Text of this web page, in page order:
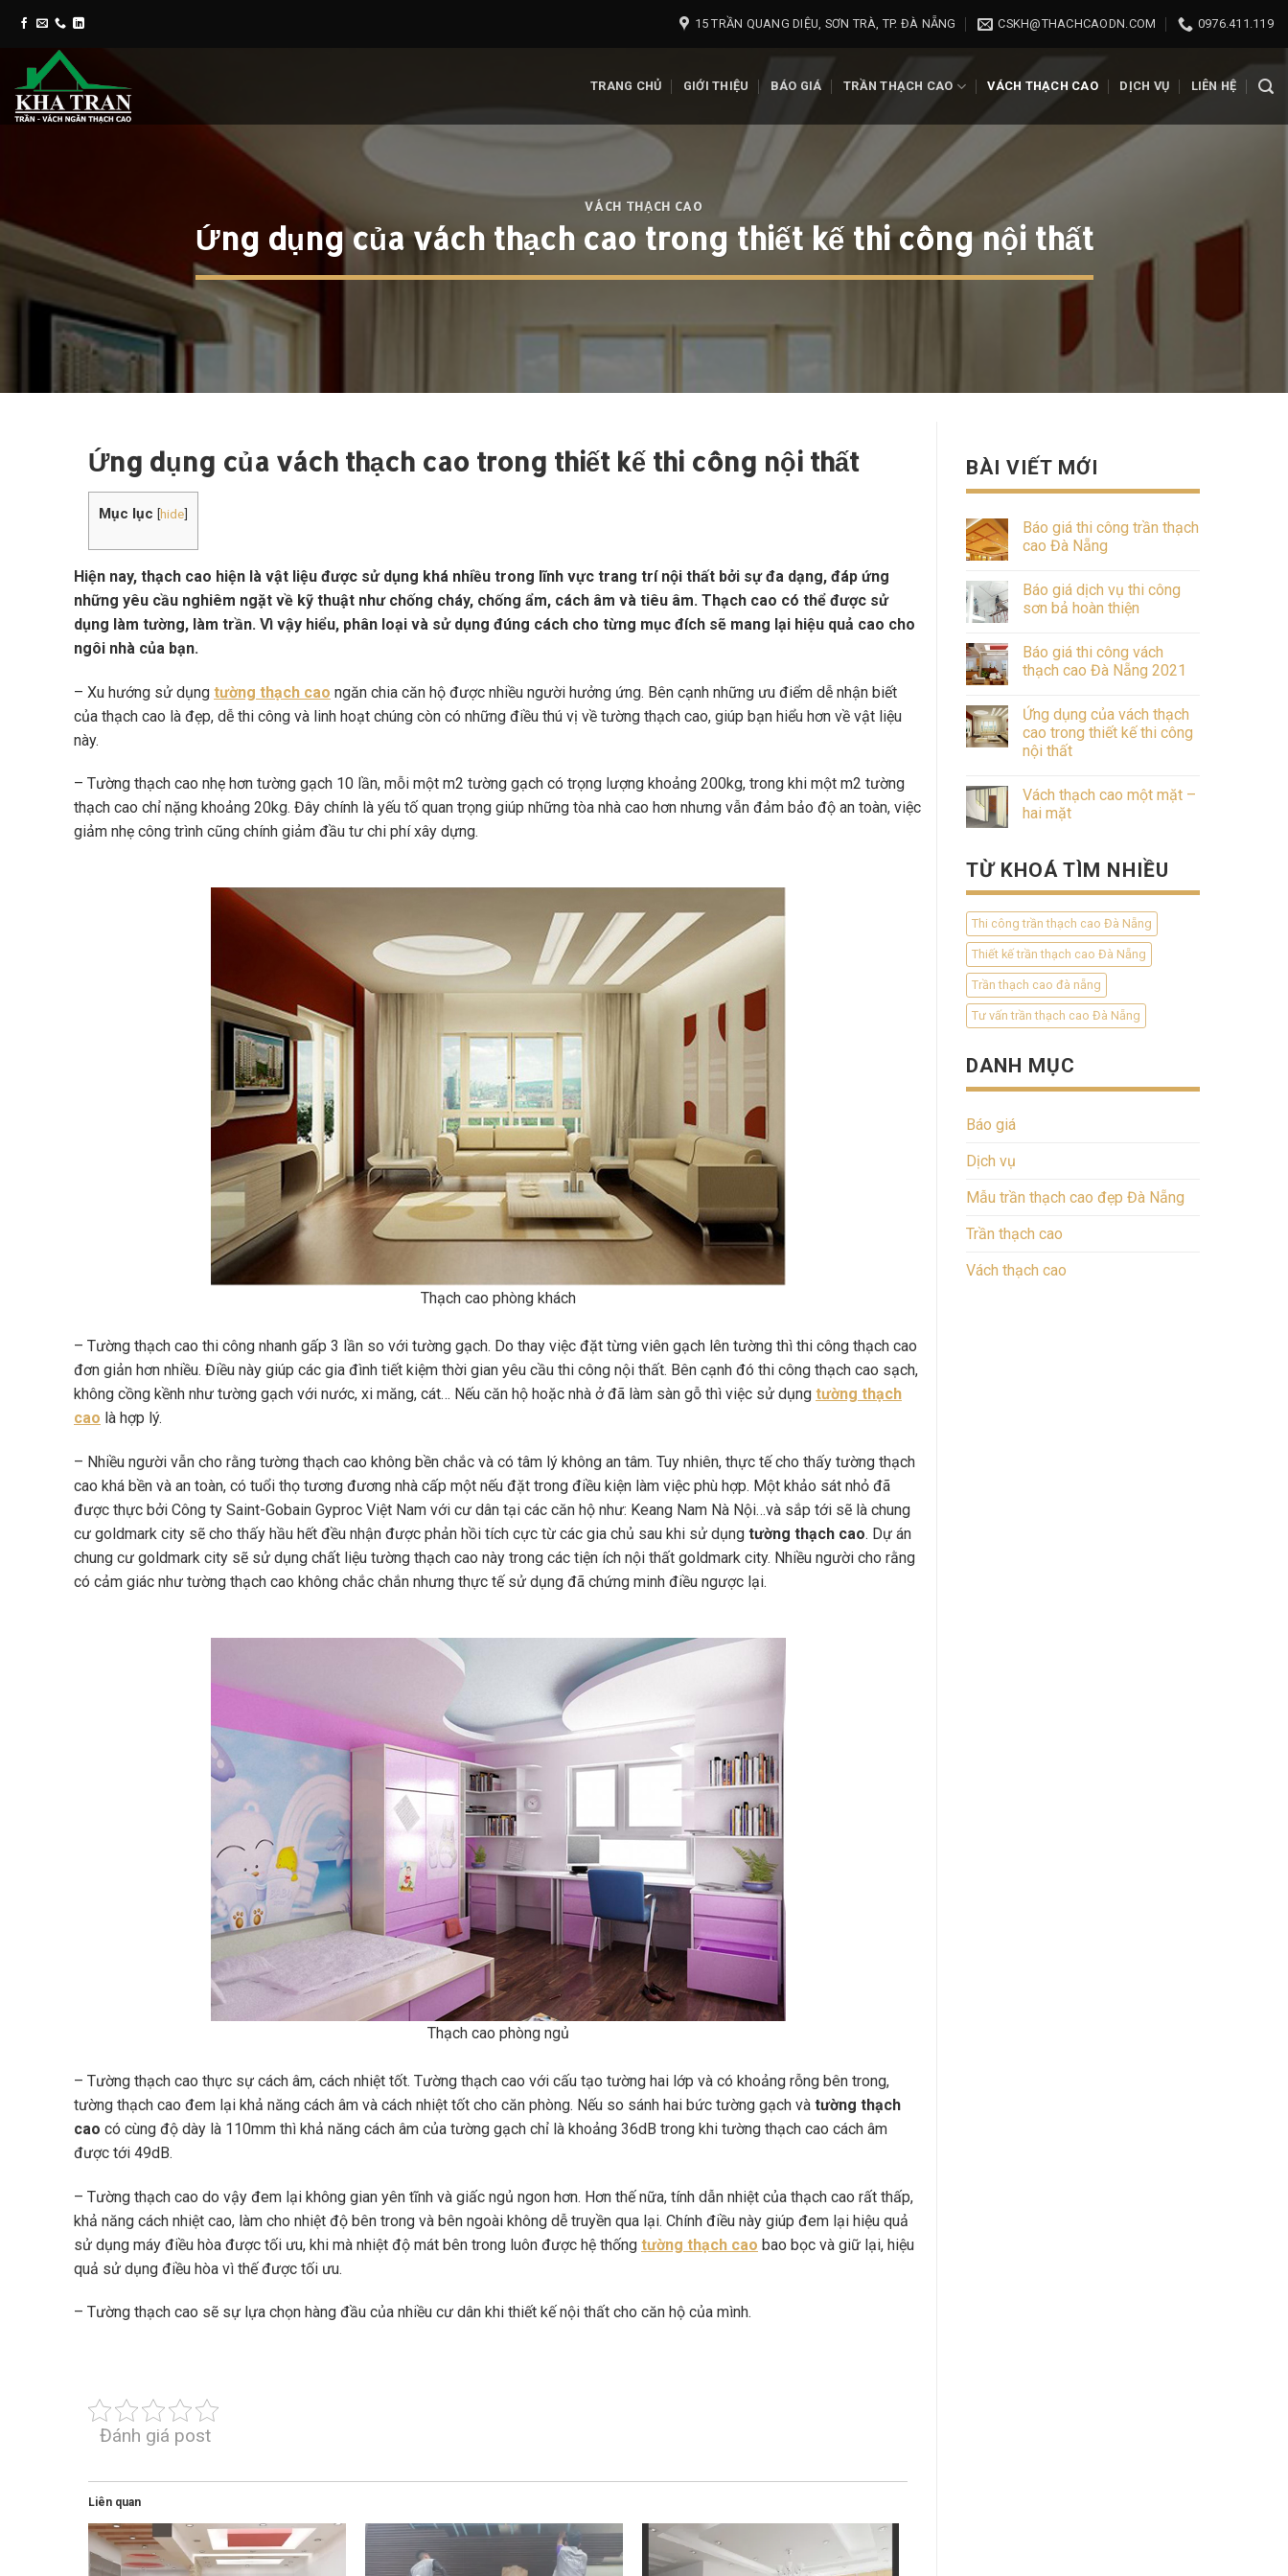
content
15 TRẦN QUANG DIỆU, SƠN TRÀ, TP. ĐÀ NẴNG CSKH@THACHCAODN.COM 0976.411.119
TRANG CHỦ GIỚI THIỆU BÁO GIÁ TRẦN THẠCH CAO VÁCH THẠCH CAO DỊCH VỤ LIÊN HỆ
VÁCH THẠCH CAO
Ứng dụng của vách thạch cao trong thiết kế thi công nội thất
Ứng dụng của vách thạch cao trong thiết kế thi công nội thất
Mục lục [hide]
Hiện nay, thạch cao hiện là vật liệu được sử dụng khá nhiều trong lĩnh vực trang trí nội thất bởi sự đa dạng, đáp ứng
những yêu cầu nghiêm ngặt về kỹ thuật như chống cháy, chống ẩm, cách âm và tiêu âm. Thạch cao có thể được sử
dụng làm tường, làm trần. Vì vậy hiểu, phân loại và sử dụng đúng cách cho từng mục đích sẽ mang lại hiệu quả cao cho
ngôi nhà của bạn.
– Xu hướng sử dụng tường thạch cao ngăn chia căn hộ được nhiều người hưởng ứng. Bên cạnh những ưu điểm dễ nhận biết
của thạch cao là đẹp, dễ thi công và linh hoạt chúng còn có những điều thú vị về tường thạch cao, giúp bạn hiểu hơn về vật liệu
này.
– Tường thạch cao nhẹ hơn tường gạch 10 lần, mỗi một m2 tường gạch có trọng lượng khoảng 200kg, trong khi một m2 tường
thạch cao chỉ nặng khoảng 20kg. Đây chính là yếu tố quan trọng giúp những tòa nhà cao hơn nhưng vẫn đảm bảo độ an toàn, việc
giảm nhẹ công trình cũng chính giảm đầu tư chi phí xây dựng.
Thạch cao phòng khách
– Tường thạch cao thi công nhanh gấp 3 lần so với tường gạch. Do thay việc đặt từng viên gạch lên tường thì thi công thạch cao
đơn giản hơn nhiều. Điều này giúp các gia đình tiết kiệm thời gian yêu cầu thi công nội thất. Bên cạnh đó thi công thạch cao sạch,
không cồng kềnh như tường gạch với nước, xi măng, cát… Nếu căn hộ hoặc nhà ở đã làm sàn gỗ thì việc sử dụng tường thạch
cao là hợp lý.
– Nhiều người vẫn cho rằng tường thạch cao không bền chắc và có tâm lý không an tâm. Tuy nhiên, thực tế cho thấy tường thạch
cao khá bền và an toàn, có tuổi thọ tương đương nhà cấp một nếu đặt trong điều kiện làm việc phù hợp. Một khảo sát nhỏ đã
được thực bởi Công ty Saint-Gobain Gyproc Việt Nam với cư dân tại các căn hộ như: Keang Nam Nà Nội…và sắp tới sẽ là chung
cư goldmark city sẽ cho thấy hầu hết đều nhận được phản hồi tích cực từ các gia chủ sau khi sử dụng tường thạch cao. Dự án
chung cư goldmark city sẽ sử dụng chất liệu tường thạch cao này trong các tiện ích nội thất goldmark city. Nhiều người cho rằng
có cảm giác như tường thạch cao không chắc chắn nhưng thực tế sử dụng đã chứng minh điều ngược lại.
Thạch cao phòng ngủ
– Tường thạch cao thực sự cách âm, cách nhiệt tốt. Tường thạch cao với cấu tạo tường hai lớp và có khoảng rỗng bên trong,
tường thạch cao đem lại khả năng cách âm và cách nhiệt tốt cho căn phòng. Nếu so sánh hai bức tường gạch và tường thạch
cao có cùng độ dày là 110mm thì khả năng cách âm của tường gạch chỉ là khoảng 36dB trong khi tường thạch cao cách âm
được tới 49dB.
– Tường thạch cao do vậy đem lại không gian yên tĩnh và giấc ngủ ngon hơn. Hơn thế nữa, tính dẫn nhiệt của thạch cao rất thấp,
khả năng cách nhiệt cao, làm cho nhiệt độ bên trong và bên ngoài không dễ truyền qua lại. Chính điều này giúp đem lại hiệu quả
sử dụng máy điều hòa được tối ưu, khi mà nhiệt độ mát bên trong luôn được hệ thống tường thạch cao bao bọc và giữ lại, hiệu
quả sử dụng điều hòa vì thế được tối ưu.
– Tường thạch cao sẽ sự lựa chọn hàng đầu của nhiều cư dân khi thiết kế nội thất cho căn hộ của mình.
Đánh giá post
Liên quan
BÀI VIẾT MỚI
Báo giá thi công trần thạch
cao Đà Nẵng
Báo giá dịch vụ thi công
sơn bả hoàn thiện
Báo giá thi công vách
thạch cao Đà Nẵng 2021
Ứng dụng của vách thạch
cao trong thiết kế thi công
nội thất
Vách thạch cao một mặt –
hai mặt
TỪ KHOÁ TÌM NHIỀU
Thi công trần thạch cao Đà Nẵng
Thiết kế trần thạch cao Đà Nẵng
Trần thạch cao đà nẵng
Tư vấn trần thạch cao Đà Nẵng
DANH MỤC
Báo giá
Dịch vụ
Mẫu trần thạch cao đẹp Đà Nẵng
Trần thạch cao
Vách thạch cao